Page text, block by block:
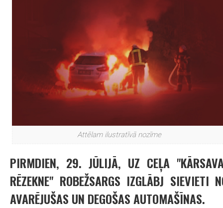
Attēlam ilustratīvā nozīme
PIRMDIEN, 29. JŪLIJĀ, UZ CEĻA
RĒZEKNE" ROBEŽSARGS IZGLĀBJ SIEVIETI
AVARĒJUŠAS UN DEGOŠAS AUTOMAŠĪNAS.